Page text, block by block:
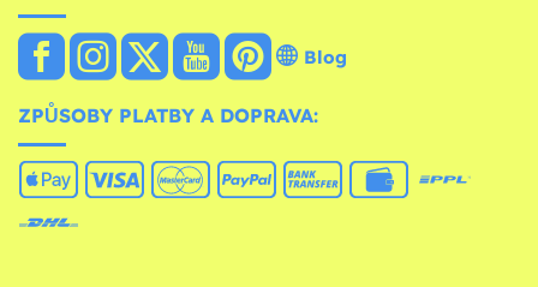
Blog
ZPŮSOBY PLATBY A DOPRAVA: